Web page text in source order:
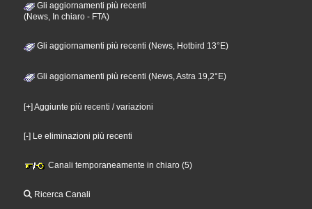
Gli aggiornamenti più recenti
(News, In chiaro - FTA)
Gli aggiornamenti più recenti (News, Hotbird 13°E)
Gli aggiornamenti più recenti (News, Astra 19,2°E)
[+] Aggiunte più recenti / variazioni
[-] Le eliminazioni più recenti
Canali temporaneamente in chiaro (5)
Ricerca Canali